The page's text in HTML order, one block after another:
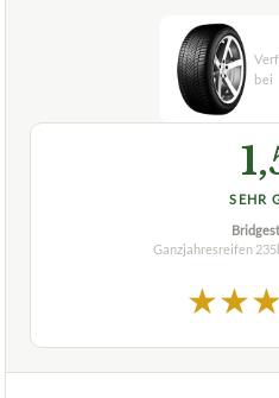
SEHR
Ganzjahresreifen
★★★